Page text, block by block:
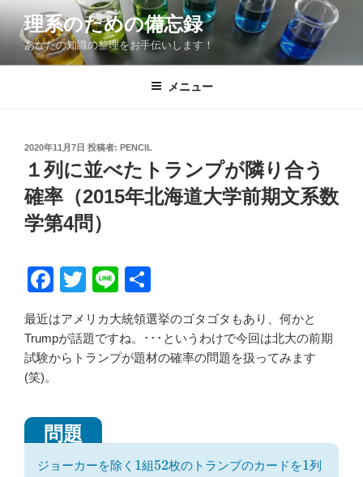
ン
ン
理系のための備忘録
あなたの知識の整理をお手伝いします！
メニュー
投
日:
2020年11月7日 投稿者: PENCIL
１列に並べたトランプが隣り合う
確率（2015年北海道大学前期文系数
学第4問）
F
c
e
o
o
k
T
tt
er
Li
n
e
有
最近はアメリカ大統領選挙のゴタゴタもあり、何かと
Trumpが話題ですね。･･･というわけで今回は北大の前期
試験からトランプが題材の確率の問題を扱ってみます
(笑)。
ジョーカーを除く 1
1組52
52枚のトランプのカードを1
1列